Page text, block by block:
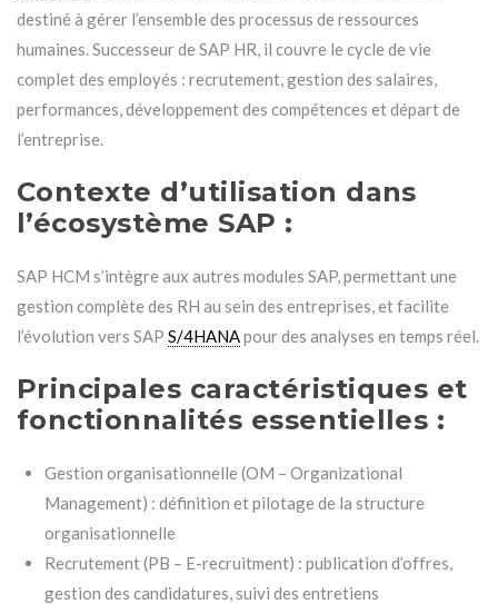
destiné à gérer l’ensemble des processus de ressources
humaines. Successeur de SAP HR, il couvre le cycle de vie
complet des employés : recrutement, gestion des salaires,
performances, développement des compétences et départ de
l’entreprise.
Contexte d’utilisation dans
l’écosystème SAP :
SAP HCM s’intègre aux autres modules SAP, permettant une
gestion complète des RH au sein des entreprises, et facilite
l’évolution vers SAP S/4HANApour des analyses en temps réel.
Principales caractéristiques et
fonctionnalités essentielles :
Gestion organisationnelle (OM – Organizational
Management) : définition et pilotage de la structure
organisationnelle
Recrutement (PB – E-recruitment) : publication d’offres,
gestion des candidatures, suivi des entretiens